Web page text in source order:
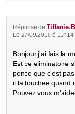
Réponse deTiffanie.B
Le 27/09/2010 é 11h14
Bonjour,j'ai fais la
Est ce eliminatoire
pence que c'est
il la touchée quand
Pouvez vous